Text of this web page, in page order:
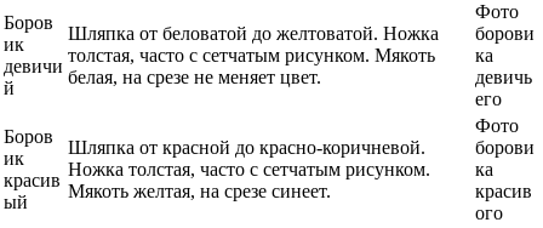
Боров
ик
девичи
й
Шляпка от беловатой до желтоватой. Ножка
толстая, часто с сетчатым рисунком. Мякоть
белая, на срезе не меняет цвет.
Фото
борови
ка
девичь
его
Боров
ик
красив
ый
Шляпка от красной до красно-коричневой.
Ножка толстая, часто с сетчатым рисунком.
Мякоть желтая, на срезе синеет.
Фото
борови
ка
красив
ого